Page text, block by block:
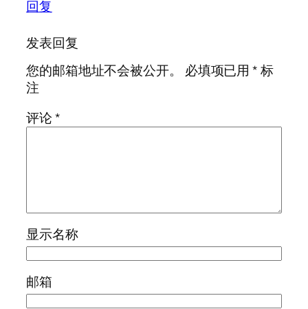
回复
发表回复
您的邮箱地址不会被公开。
必填项已用*标
注
评论*
显示名称
邮箱